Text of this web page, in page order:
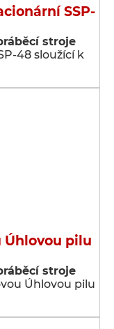
SSP-
stroje
48 sloužící k
Úhlovou pilu
stroje
Úhlovou pilu